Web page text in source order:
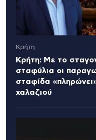
Κρήτη
Κρήτη: Με το
σταφύλια οι
σταφίδα
χαλαζιού